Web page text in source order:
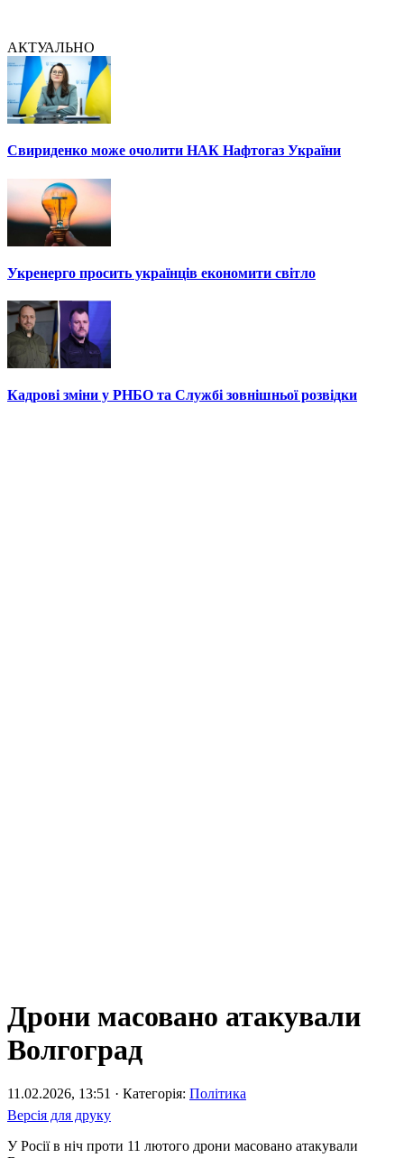
АКТУАЛЬНО
Свириденко може очолити НАК Нафтогаз України
Укренерго просить українців економити світло
Кадрові зміни у РНБО та Службі зовнішньої розвідки
Дрони масовано атакували
Волгоград
11.02.2026, 13:51 · Категорія: Політика
Версія для друку
У Росії в ніч проти 11 лютого дрони масовано атакували